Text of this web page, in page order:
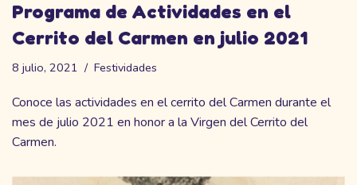
Programa de Actividades en el
Cerrito del Carmen en julio 2021
8 julio, 2021 Festividades
Conoce las actividades en el cerrito del Carmen durante el
mes de julio 2021 en honor a la Virgen del Cerrito del
Carmen.